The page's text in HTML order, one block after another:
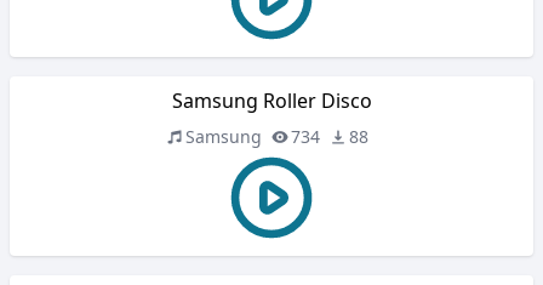
Samsung Roller Disco
Samsung 734 88